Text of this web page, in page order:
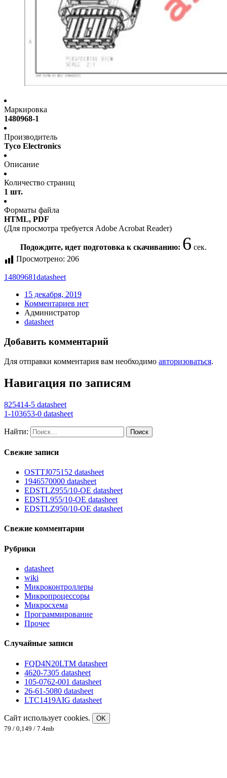
Маркировка
1480968-1
Производитель
Tyco Electronics
Описание
Количество страниц
1 шт.
Форматы файла
HTML, PDF
(Для просмотра требуется Adobe Acrobat Reader)
Подождите, идет подготовка к скачиванию: 5 сек.
Просмотрено: 206
14809681datasheet
15 декабря, 2019
Комментариев нет
Администратор
datasheet
Добавить комментарий
Для отправки комментария вам необходимо авторизоваться.
Навигация по записям
825414-5 datasheet
1-103653-0 datasheet
Найти:
Свежие записи
OSTTJ075152 datasheet
1946570000 datasheet
EDSTLZ955/10-OE datasheet
EDSTL955/10-OE datasheet
EDSTLZ950/10-OE datasheet
Свежие комментарии
Рубрики
datasheet
wiki
Микроконтроллеры
Микропроцессоры
Микросхема
Программирование
Прочее
Случайные записи
FQD4N20LTM datasheet
4620-7305 datasheet
105-0762-001 datasheet
26-61-5080 datasheet
LTC1419AIG datasheet
Сайт использует cookies.
OK
79 / 0,149 / 7.4mb